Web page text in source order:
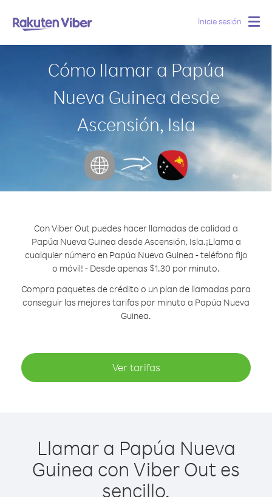
Inicie sesión
Cómo llamar a Papúa
Nueva Guinea desde
Ascensión, Isla
Con Viber Out puedes hacer llamadas de calidad a
Papúa Nueva Guinea desde Ascensión, Isla.¡Llama a
cualquier número en Papúa Nueva Guinea - teléfono fijo
o móvil! - Desde apenas $1.30 por minuto.
Compra paquetes de crédito o un plan de llamadas para
conseguir las mejores tarifas por minuto a Papúa Nueva
Guinea.
Ver tarifas
Llamar a Papúa Nueva
Guinea con Viber Out es
sencillo.